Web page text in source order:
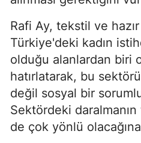
Rafi Ay, tekstil ve
Türkiye'deki kadın
olduğu alanlardan biri
hatırlatarak, bu
değil sosyal bir
Sektördeki
de çok yönlü